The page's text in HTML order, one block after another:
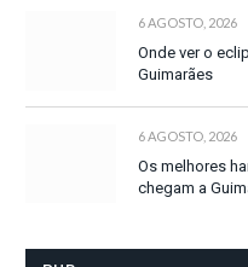
6 AGOSTO, 2026
Onde ver o
Guimarães
6 AGOSTO, 2026
Os melhores
chegam a